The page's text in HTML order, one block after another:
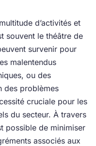
d’activités et
souvent le théâtre de
survenir pour
malentendus
ou des
des problèmes
cruciale pour les
du secteur. À travers
possible de minimiser
associés aux